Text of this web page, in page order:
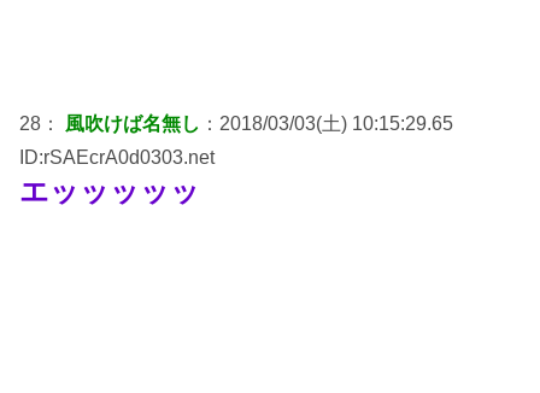
28： 風吹けば名無し ：2018/03/03(土) 10:15:29.65
ID:rSAEcrA0d0303.net
エッッッッッ